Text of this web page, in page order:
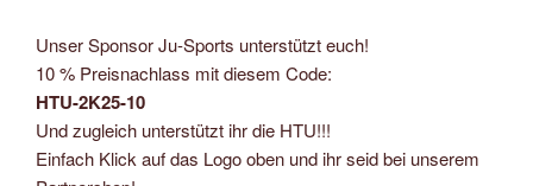
Unser Sponsor Ju-Sports unterstützt euch!
10 % Preisnachlass mit diesem Code:
HTU-2K25-10
Und zugleich unterstützt ihr die HTU!!!
Einfach Klick auf das Logo oben und ihr seid bei unserem